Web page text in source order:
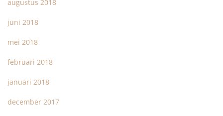
augustus 2018
juni 2018
mei 2018
februari 2018
januari 2018
december 2017